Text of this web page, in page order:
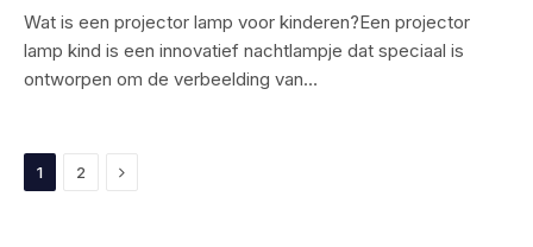
Wat is een projector lamp voor kinderen?Een projector
lamp kind is een innovatief nachtlampje dat speciaal is
ontworpen om de verbeelding van…
1 2 Next